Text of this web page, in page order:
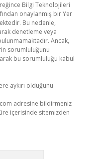
Bilgi Teknolojileri
onaylanmış bir Yer
Bu nedenle,
denetleme veya
Ancak,
sorumluluğunu
bu sorumluluğu kabul
aykırı olduğunu
adresine bildirmeniz
içerisinde sitemizden